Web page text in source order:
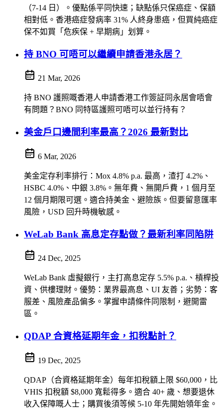
（7-14 日）。優點係平同快速；缺點係只保癌症、保額
相對低。香港癌症發病率 31% 人終身患癌，但買純癌症
保不如買「危疾保 + 早期病」划算。
持 BNO 可唔可以繼續申請香港永居？
21 Mar, 2026
持 BNO 護照嘅香港人申請香港工作簽証同永居會唔會
有問題？BNO 同特區護照可唔可以並行持有？
美金戶口邊間利率最高？2026 最新對比
6 Mar, 2026
美金定存利率排行：Mox 4.8% p.a. 最高，渣打 4.2%、
HSBC 4.0%、中銀 3.8%。無年費、無開戶費，1 個月至
12 個月期限可選。適合持美金、避險族。但要留意匯率
風險，USD 回升時機敏感。
WeLab Bank 高息定存點做？最新利率同陷阱
24 Dec, 2025
WeLab Bank 虛擬銀行，主打高息定存 5.5% p.a.、槓桿投
資、供樓理財。優勢：業界最高息、UI 友善；劣勢：客
服差、風險產品偏多。掌握申請條件同限制，避開雷
區。
QDAP 合資格延期年金，扣稅點計？
19 Dec, 2025
QDAP（合資格延期年金）每年扣稅額上限 $60,000，比
VHIS 扣稅額 $8,000 寬鬆得多。適合 40+ 歲、想要退休
收入保障嘅人士；購買後須等候 5-10 年先開始領年金。